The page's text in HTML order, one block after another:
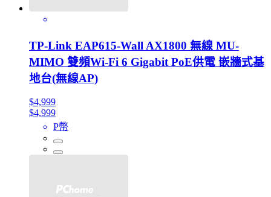
TP-Link EAP615-Wall AX1800 無線 MU-
MIMO 雙頻Wi-Fi 6 Gigabit PoE供電 嵌牆式基
地台(無線AP)
$4,999
$4,999
P幣